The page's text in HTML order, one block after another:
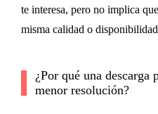
te interesa, pero no implica
misma calidad o
¿Por qué una descarga
menor resolución?